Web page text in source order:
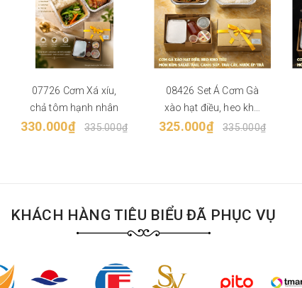
07726 Cơm Xá xíu,
chả tôm hạnh nhân
330.000₫ 335.000₫
08426 Set Á Cơm Gà
xào hạt điều, heo kho
tiêu
325.000₫ 335.000₫
KHÁCH HÀNG TIÊU BIỂU ĐÃ PHỤC VỤ